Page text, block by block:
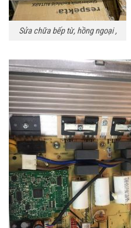
Sửa chữa bếp từ, hồng ngoại ,